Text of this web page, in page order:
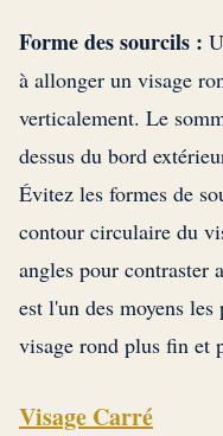
Forme des sourcils :
à allonger un visage
verticalement. Le
dessus du bord
Évitez les formes de
contour circulaire du
angles pour contraster
est l'un des moyens
visage rond plus fin et
Visage Carré